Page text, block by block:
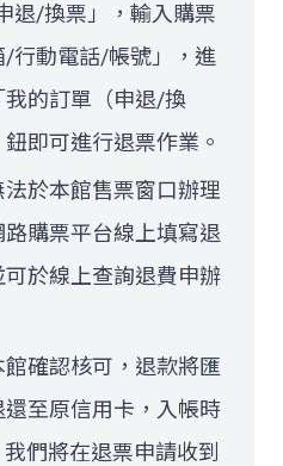
退/換票」，輸入購票
/行動電話/帳號」，進
我的訂單（申退/換
即可進行退票作業。
於本館售票窗口辦理
購票平台線上填寫退
於線上查詢退費申辦
確認核可，退款將匯
至原信用卡，入帳時
們將在退票申請收到